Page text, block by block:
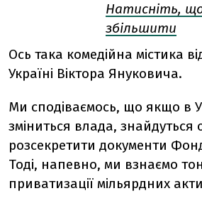
Натисніть,
збільшити
Ось така комедійна містика
Україні Віктора Януковича.
Ми сподіваємось, що якщо в
зміниться влада, знайдуться
розсекретити документи
Тоді, напевно, ми взнаємо
приватизації мільярдних